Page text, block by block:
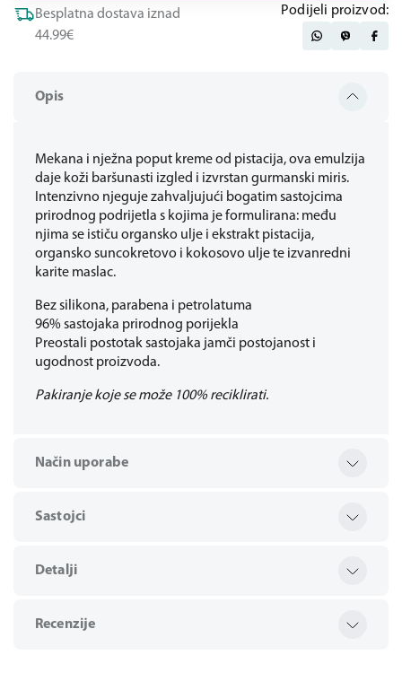
Opis
Mekana i nježna poput kreme od pistacija, ova emulzija
daje koži baršunasti izgled i izvrstan gurmanski miris.
Intenzivno njeguje zahvaljujući bogatim sastojcima
prirodnog podrijetla s kojima je formulirana: među
njima se ističu organsko ulje i ekstrakt pistacija,
organsko suncokretovo i kokosovo ulje te izvanredni
karite maslac.
Bez silikona, parabena i petrolatuma
96% sastojaka prirodnog porijekla
Preostali postotak sastojaka jamči postojanost i
ugodnost proizvoda.
Pakiranje koje se može 100% reciklirati.
Način uporabe
Sastojci
Detalji
Recenzije
Besplatna dostava iznad
44.99€
Podijeli proizvod: